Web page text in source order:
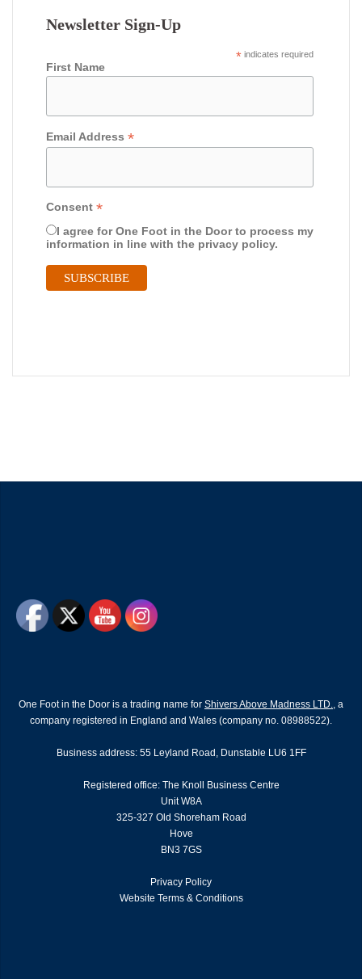
Newsletter Sign-Up
* indicates required
First Name
Email Address *
Consent *
I agree for One Foot in the Door to process my
information in line with the privacy policy.
One Foot in the Door is a trading name for Shivers Above Madness LTD., a
company registered in England and Wales (company no. 08988522).
Business address: 55 Leyland Road, Dunstable LU6 1FF
Registered office: The Knoll Business Centre
Unit W8A
325-327 Old Shoreham Road
Hove
BN3 7GS
Privacy Policy
Website Terms & Conditions